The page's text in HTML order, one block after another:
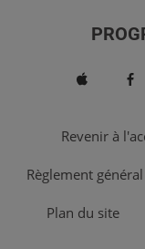
Revenir à
Règlement
Plan du site